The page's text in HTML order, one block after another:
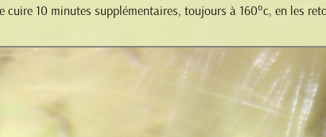
10 minutes supplémentaires, toujours à 160°c, en les